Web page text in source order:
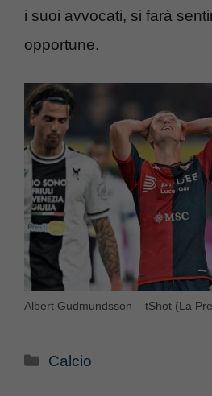
i suoi avvocati, si farà
opportune.
Albert Gudmundsson – tShot (La
Categorie
Calcio